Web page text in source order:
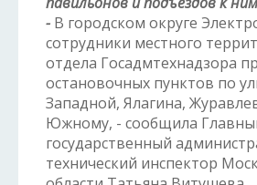
- В городском округе
сотрудники местного
отдела Госадмтехнадзора
остановочных пунктов по
Западной, Ялагина,
Южному, - сообщила
государственный
технический инспектор